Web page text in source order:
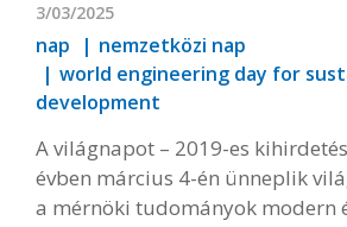
3/03/2025
nap
nemzetközi nap
world engineering day for
development
A világnapot – 2019-es
évben március 4-én ünneplik
a mérnöki tudományok modern